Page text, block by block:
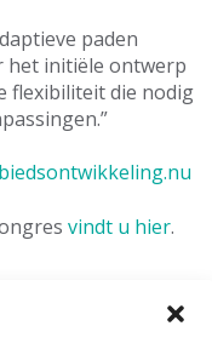
paden
het initiële ontwerp
flexibiliteit die nodig
vindt u hier.